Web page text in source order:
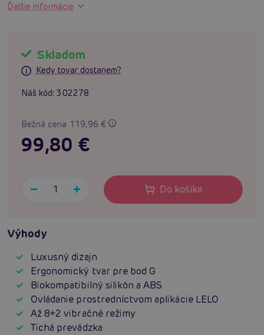
Ďalšie informácie
Skladom
Kedy tovar dostanem?
Náš kód: 302278
Bežná cena 119,96 €
99,80 €
Do košíka
Výhody
Luxusný dizajn
Ergonomický tvar pre bod G
Biokompatibilný silikón a ABS
Ovládanie prostredníctvom aplikácie LELO
Až 8+2 vibračné režimy
Tichá prevádzka